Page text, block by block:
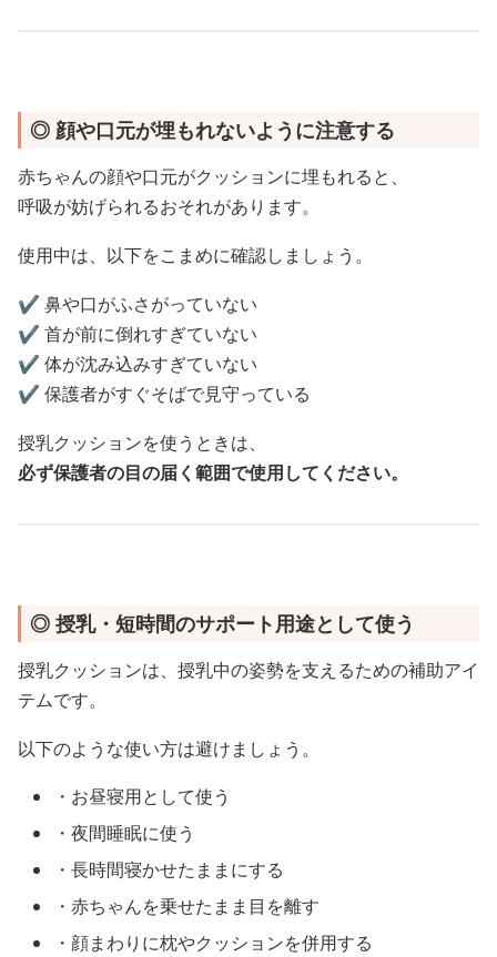
◎ 顔や口元が埋もれないように注意する
赤ちゃんの顔や口元がクッションに埋もれると、
呼吸が妨げられるおそれがあります。
使用中は、以下をこまめに確認しましょう。
✔️ 鼻や口がふさがっていない
✔️ 首が前に倒れすぎていない
✔️ 体が沈み込みすぎていない
✔️ 保護者がすぐそばで見守っている
授乳クッションを使うときは、
必ず保護者の目の届く範囲で使用してください。
◎ 授乳・短時間のサポート用途として使う
授乳クッションは、授乳中の姿勢を支えるための補助アイ
テムです。
以下のような使い方は避けましょう。
・お昼寝用として使う
・夜間睡眠に使う
・長時間寝かせたままにする
・赤ちゃんを乗せたまま目を離す
・顔まわりに枕やクッションを併用する